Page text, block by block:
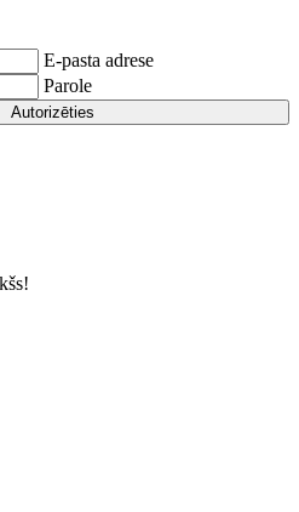
E-pasta adrese
Parole
Autorizēties